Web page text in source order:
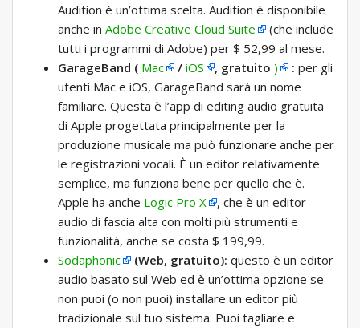
Audition è un’ottima scelta. Audition è disponibile
anche in Adobe Creative Cloud Suite
(che include
tutti i programmi di Adobe) per $ 52,99 al mese.
GarageBand ( Mac / iOS , gratuito ) : per gli
utenti Mac e iOS, GarageBand sarà un nome
familiare. Questa è l’app di editing audio gratuita
di Apple progettata principalmente per la
produzione musicale ma può funzionare anche per
le registrazioni vocali. È un editor relativamente
semplice, ma funziona bene per quello che è.
Apple ha anche Logic Pro X
, che è un editor
audio di fascia alta con molti più strumenti e
funzionalità, anche se costa $ 199,99.
Sodaphonic
(Web, gratuito): questo è un editor
audio basato sul Web ed è un’ottima opzione se
non puoi (o non puoi) installare un editor più
tradizionale sul tuo sistema. Puoi tagliare e